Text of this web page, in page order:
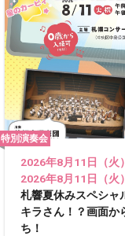
2026年8月11日（火
2026年8月11日（火
札響夏休みスペシャ
キラさん！？画面か
ち！
特別演奏会